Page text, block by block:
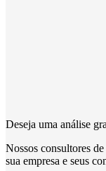
Deseja uma análise
Nossos consultores
sua empresa e seus